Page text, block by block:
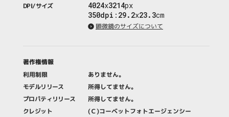
DPI/サイズ 4024x3214px
350dpi : 29.2x23.3cm
顕微鏡のサイズについて
著作権情報
利用制限
ありません。
モデルリリース
所得してません。
プロパティリリース
所得してません。
クレジット
(Ｃ)コーベットフォトエージェンシー